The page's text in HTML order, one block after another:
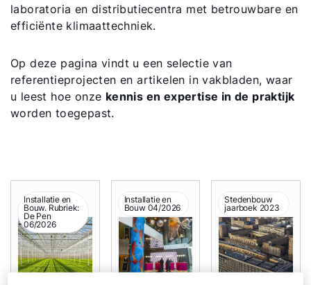
laboratoria en distributiecentra met betrouwbare en
efficiënte klimaattechniek.
Op deze pagina vindt u een selectie van
referentieprojecten en artikelen in vakbladen, waar
u leest hoe onze kennis en expertise in de praktijk
worden toegepast.
Installatie en
Bouw. Rubriek:
De Pen
06/2026
Installatie en
Bouw 04/2026
Stedenbouw
jaarboek 2023